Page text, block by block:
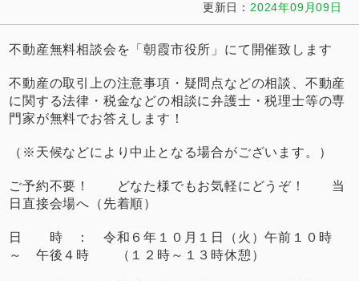
更新日： 2024年09月09日
不動産無料相談会を「朝霞市役所」にて開催致します
不動産の取引上の注意事項・疑問点などの相談、不動産
に関する法律・税金などの相談に弁護士・税理士等の専
門家が無料でお答えします！
（※天候などにより中止となる場合がございます。）
ご予約不要！ どなた様でもお気軽にどうぞ！ 当
日直接会場へ（先着順）
日 時 ： 令和６年１０月１日（火）午前１０時
～ 午後４時 （１２時～１３時休憩）